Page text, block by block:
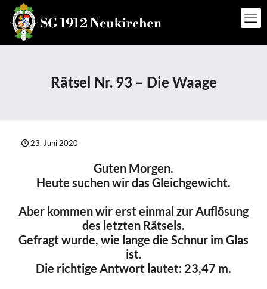
Rätsel Nr. 93 – Die Waage
23. Juni 2020
Guten Morgen.
Heute suchen wir das Gleichgewicht.
Aber kommen wir erst einmal zur Auflösung
des letzten Rätsels.
Gefragt wurde, wie lange die Schnur im Glas
ist.
Die richtige Antwort lautet: 23,47 m.